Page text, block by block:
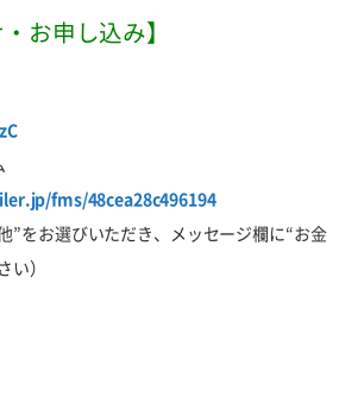
お申し込み】
fms/48cea28c496194
”をお選びいただき、メッセージ欄に“お金
い）